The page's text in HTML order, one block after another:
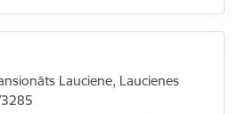
Lauciene, Laucienes